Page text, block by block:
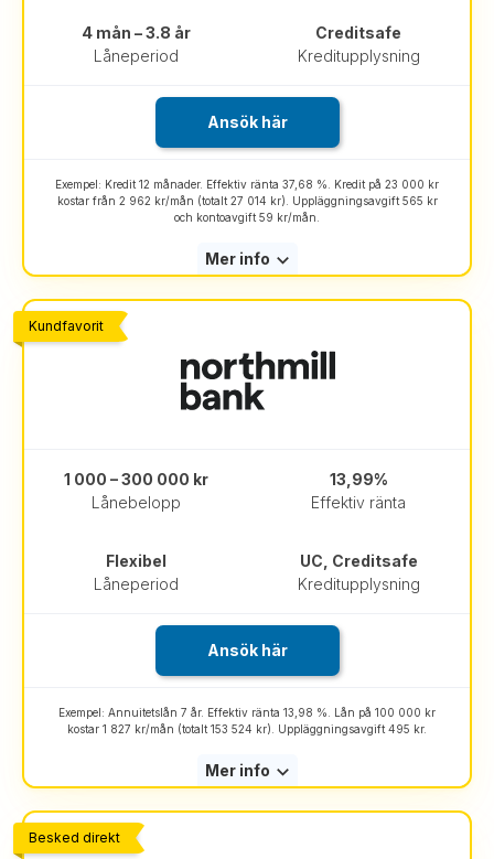
Låneperiod
4 mån – 3.8 år
Kreditupplysning
Creditsafe
Ansök här
Exempel: Kredit 12 månader. Effektiv ränta 37,68 %. Kredit på 23 000 kr
kostar från 2 962 kr/mån (totalt 27 014 kr). Uppläggningsavgift 565 kr
och kontoavgift 59 kr/mån.
Mer info
Kundfavorit
Lånebelopp
1 000 – 300 000 kr
Effektiv ränta
13,99%
Låneperiod
Flexibel
Kreditupplysning
UC, Creditsafe
Ansök här
Exempel: Annuitetslån 7 år. Effektiv ränta 13,98 %. Lån på 100 000 kr
kostar 1 827 kr/mån (totalt 153 524 kr). Uppläggningsavgift 495 kr.
Mer info
Besked direkt